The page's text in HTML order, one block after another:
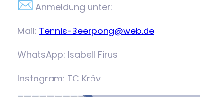
Anmeldung unter:
Mail: Tennis-Beerpong@web.de
WhatsApp: Isabell Firus
Instagram: TC Kröv